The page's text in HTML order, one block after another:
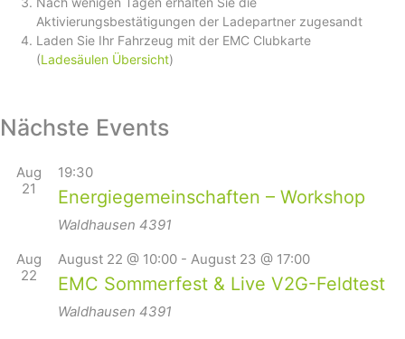
Aktivierungsbestätigungen der Ladepartner zugesandt
Laden Sie Ihr Fahrzeug mit der EMC Clubkarte
(Ladesäulen Übersicht)
Nächste Events
Aug
21
19:30
Energiegemeinschaften – Workshop
Waldhausen 4391
Aug
22
August 22 @ 10:00 - August 23 @ 17:00
EMC Sommerfest & Live V2G-Feldtest
Waldhausen 4391